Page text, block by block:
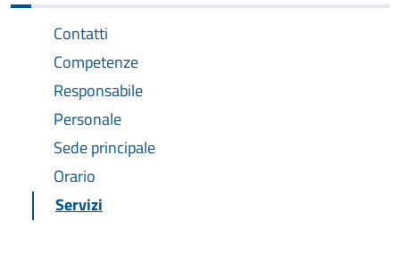
Contatti
Competenze
Responsabile
Personale
Sede principale
Orario
Servizi